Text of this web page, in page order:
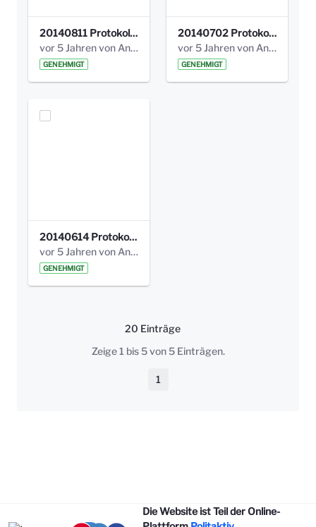
20140811 Protokoll Park am Gesundheitsamt 02.pdf
vor 5 Jahren von Anni Schlumberger
GENEHMIGT
20140702 Protokoll Park am Gesundheitsam 01.pdf
vor 5 Jahren von Anni Schlumberger
GENEHMIGT
20140614 Protokoll Park Am Gesundheitsamt 00.pdf
vor 5 Jahren von Anni Schlumberger
GENEHMIGT
20 Einträge
Pro Seite
Zeige 1 bis 5 von 5 Einträgen.
Seite
1
Die Website ist Teil der Online-